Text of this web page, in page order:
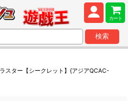
カート
検索
スター【シークレット】{アジアQCAC-